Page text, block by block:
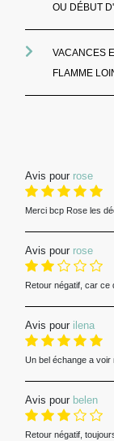
OU DÉBUT
VACANCES
FLAMME
Avis pour rose
Merci bcp Rose les
Avis pour rose
Retour négatif, car ce
Avis pour ilena
Un bel échange a voir
Avis pour belen
Retour négatif,